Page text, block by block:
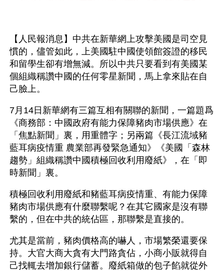
【人民報消息】中共在新華網上攻擊美國是司空見
慣的，儘管如此，上美國駐中國使領館簽證的移民
和留學生卻有增無減。所以中共只要看到有美國某
個組織稱讚中國的任何零星新聞，馬上拿來貼在自
己臉上。
7月14日新華網有三篇互相有關聯的新聞，一篇題爲
《商務部：中國政府有能力保障豬肉市場供應》在
「焦點新聞」裏，用重體字；另兩篇《長江流域豬
藍耳病疫情重 農業部再發緊急通知》《美國「森林
趨勢」組織稱讚中國積極回收利用廢紙》，在「即
時新聞」裏。
積極回收利用廢紙和豬藍耳病疫情重、有能力保障
豬肉市場供應有什麼聯繫呢？在其它國家是沒有聯
繫的，但在中共的統佔區，那聯繫是直接的。
尤其是當前，豬肉價格高的嚇人，市場繁榮還要保
持。大官大商大貪有大門路貪佔，小商小販就得自
己找輒去增加銀行儲蓄。廢紙箱做的包子餡就從外